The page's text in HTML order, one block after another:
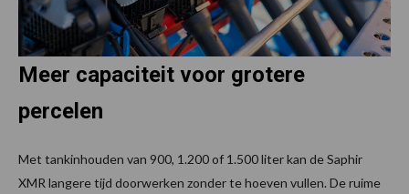
Meer capaciteit voor grotere
percelen
Met tankinhouden van 900, 1.200 of 1.500 liter kan de Saphir
XMR langere tijd doorwerken zonder te hoeven vullen. De ruime